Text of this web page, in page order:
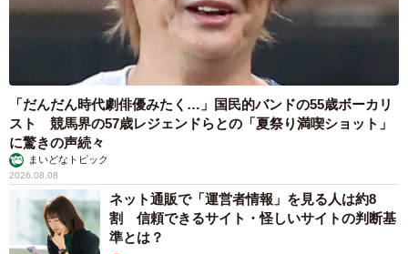
「だんだん時代劇俳優みたく…」国民的バンドの55歳ボーカリ
スト 競馬界の57歳レジェンドらとの「夏祭り満喫ショット」
に驚きの声続々
まいどなトピック
2026.08.08
ネット通販で「運営者情報」を見る人は約8
割 信頼できるサイト・怪しいサイトの判断基
準とは？